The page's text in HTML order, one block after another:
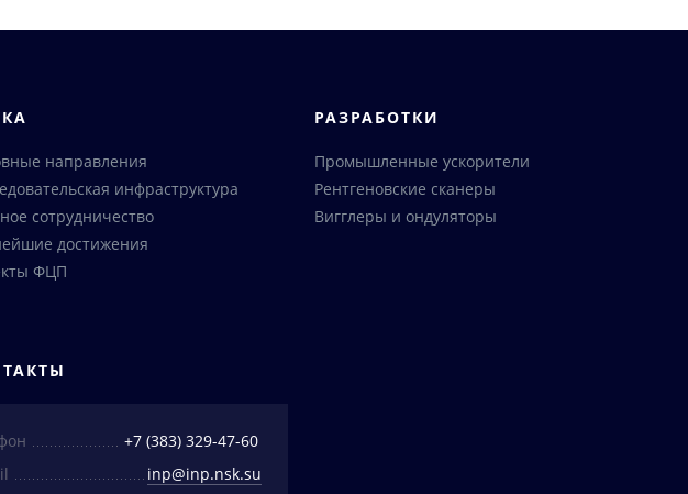
направления
инфраструктура
сотрудничество
достижения
ФЦП
РАЗРАБОТКИ
Промышленные ускорители
Рентгеновские сканеры
Вигглеры и ондуляторы
+7 (383) 329-47-60
inp@inp.nsk.su